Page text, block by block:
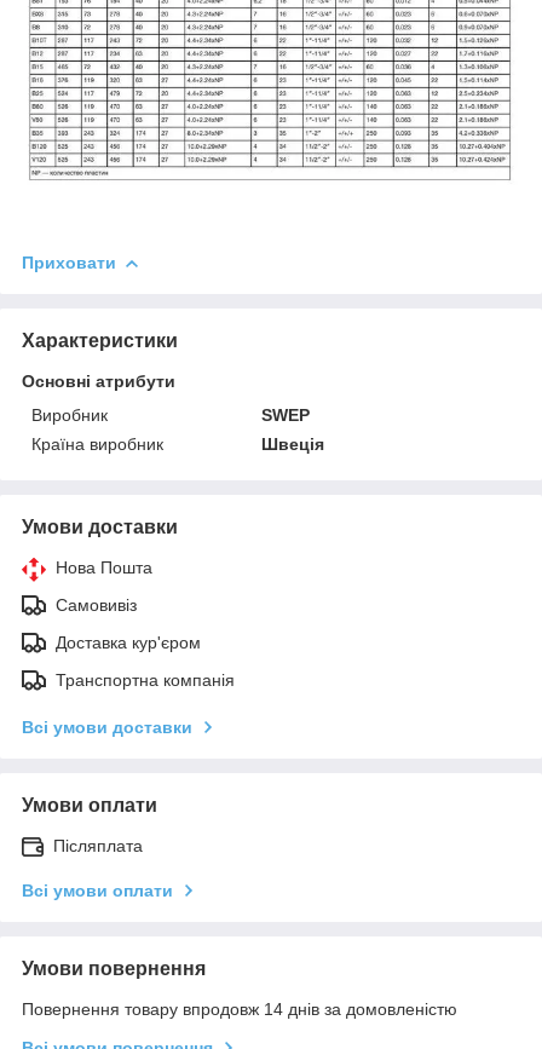
Приховати
Характеристики
Основні атрибути
Виробник
SWEP
Країна виробник
Швеція
Умови доставки
Нова Пошта
Самовивіз
Доставка кур'єром
Транспортна компанія
Всі умови доставки
Умови оплати
Післяплата
Всі умови оплати
Умови повернення
Повернення товару впродовж 14 днів за домовленістю